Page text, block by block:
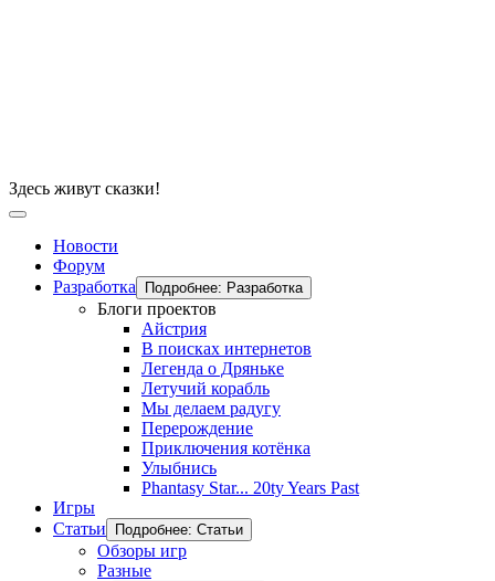
Здесь живут сказки!
Новости
Форум
Разработка
Подробнее: Разработка
Блоги проектов
Айстрия
В поисках интернетов
Легенда о Дряньке
Летучий корабль
Мы делаем радугу
Перерождение
Приключения котёнка
Улыбнись
Phantasy Star... 20ty Years Past
Игры
Статьи
Подробнее: Статьи
Обзоры игр
Разные